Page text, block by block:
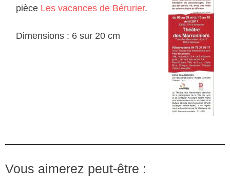
pièce Les vacances de Bérurier.
Dimensions : 6 sur 20 cm
Vous aimerez peut-être :